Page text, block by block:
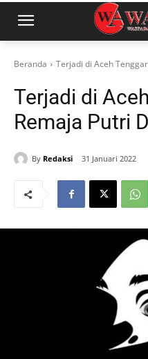
Beranda Terjadi di Aceh
Terjadi di
Remaja Putri
By Redaksi 31 Januari 2022